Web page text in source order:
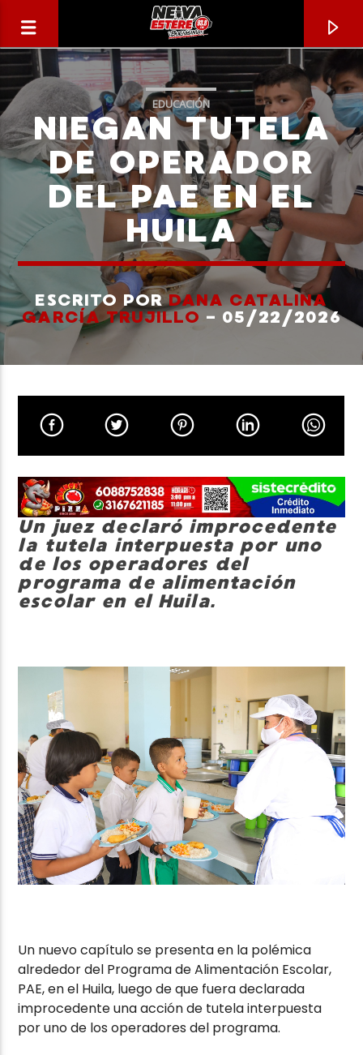
CANCIÓN ACTUAL
TÍTULO
Neiva Estereo
EDUCACIÓN
NIEGAN TUTELA
DE OPERADOR
DEL PAE EN EL
HUILA
ESCRITO PORDANA CATALINA
GARCÍA TRUJILLO - 05/22/2026
Un juez declaró improcedente
la tutela interpuesta por uno
de los operadores del
programa de alimentación
escolar en el Huila.
Un nuevo capítulo se presenta en la polémica
alrededor del Programa de Alimentación Escolar,
PAE, en el Huila, luego de que fuera declarada
improcedente una acción de tutela interpuesta
por uno de los operadores del programa.